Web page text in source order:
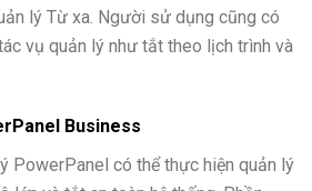
lý Từ xa. Người sử dụng cũng có
vụ quản lý như tắt theo lịch trình và
Business
PowerPanel có thể thực hiện quản lý